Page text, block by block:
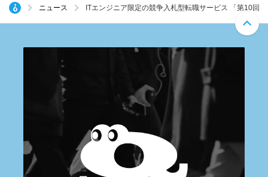
ニュース ITエンジニア限定の競争入札型転職サービス 「第10回